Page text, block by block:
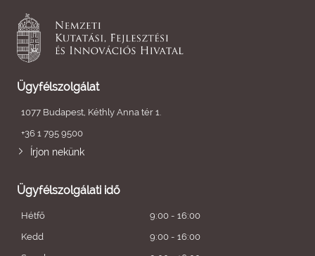
Ügyfélszolgálat
1077 Budapest, Kéthly Anna tér 1.
+36 1 795 9500
Írjon nekünk
Ügyfélszolgálati idő
Hétfő
9:00 - 16:00
Kedd
9:00 - 16:00